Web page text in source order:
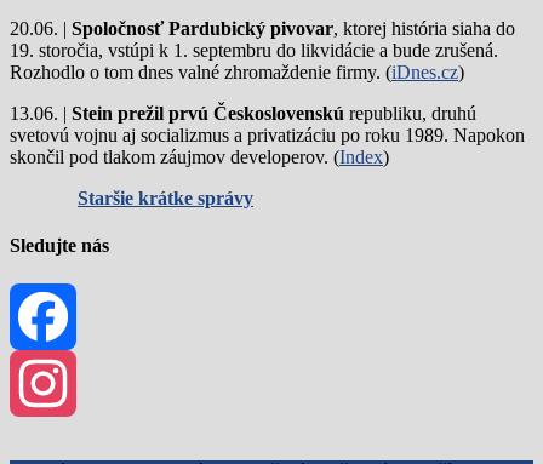
20.06. | Spoločnosť Pardubický pivovar, ktorej história siaha do
19. storočia, vstúpi k 1. septembru do likvidácie a bude zrušená.
Rozhodlo o tom dnes valné zhromaždenie firmy. (iDnes.cz)
13.06. | Stein prežil prvú Československú republiku, druhú
svetovú vojnu aj socializmus a privatizáciu po roku 1989. Napokon
skončil pod tlakom záujmov developerov. (Index)
Staršie krátke správy
Sledujte nás
Facebook